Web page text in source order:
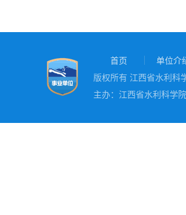
首页
单位介
版权所有 江西省水利科
主办：江西省水利科学